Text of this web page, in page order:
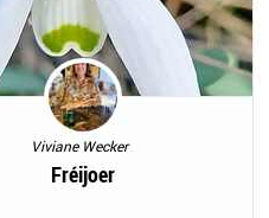
Viviane Wecker
Fréijoer